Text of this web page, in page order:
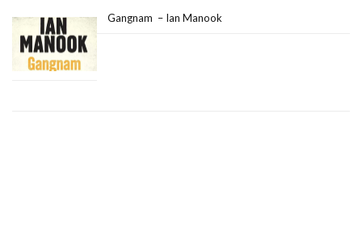
Gangnam – Ian Manook